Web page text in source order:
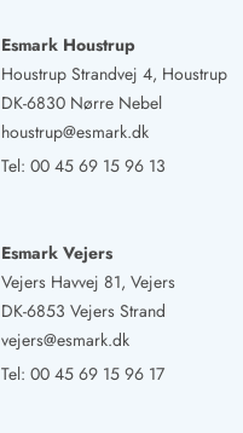
Esmark Houstrup
Houstrup Strandvej 4, Houstrup
DK-6830 Nørre Nebel
houstrup@esmark.dk
Tel: 00 45 69 15 96 13
Esmark Vejers
Vejers Havvej 81, Vejers
DK-6853 Vejers Strand
vejers@esmark.dk
Tel: 00 45 69 15 96 17